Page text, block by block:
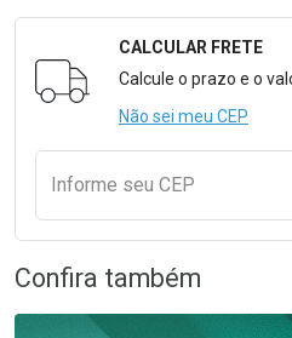
Formulário para
CALCULAR FRETE
Calcule o prazo e o
Não sei meu CEP
Informe seu CEP
Confira também